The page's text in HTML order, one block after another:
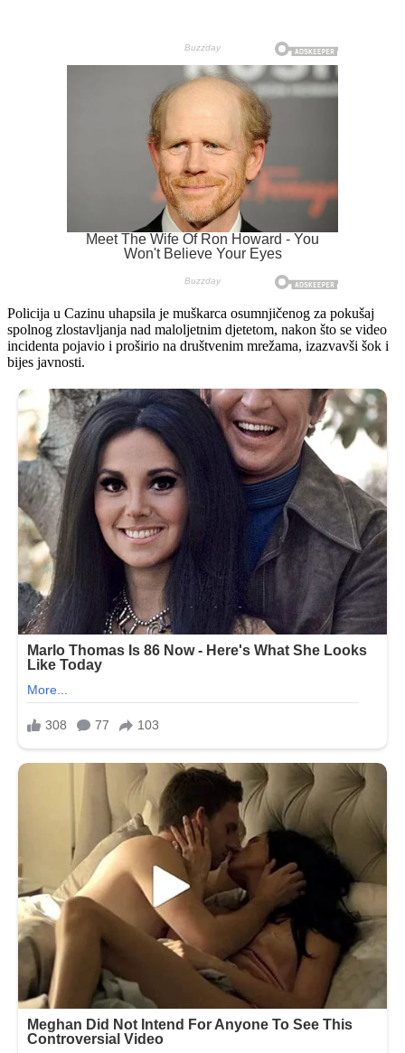
Policija u Cazinu uhapsila je muškarca osumnjičenog za pokušaj
spolnog zlostavljanja nad maloljetnim djetetom, nakon što se video
incidenta pojavio i proširio na društvenim mrežama, izazvavši šok i
bijes javnosti.